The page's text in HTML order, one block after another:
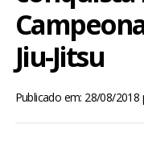
PARAÍBA
Jiu-Jitsu
Publicado em: 28/08/2018